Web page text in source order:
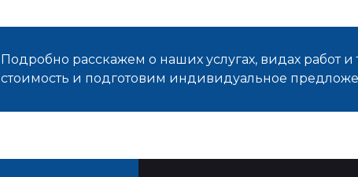
Подробно расскажем о наших услугах, видах работ и
стоимость и подготовим индивидуальное